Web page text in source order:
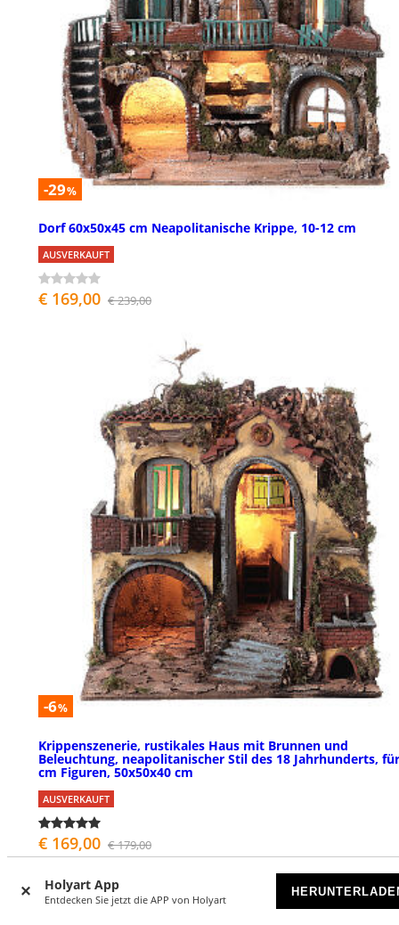
Holyart App
Entdecken Sie jetzt die APP von Holyart
-29%
Dorf 60x50x45 cm Neapolitanische Krippe, 10-12 cm
AUSVERKAUFT
€ 169,00 € 239,00
-6%
Krippenszenerie, rustikales Haus mit Brunnen und
Beleuchtung, neapolitanischer Stil des 18 Jahrhunderts,
cm Figuren, 50x50x40 cm
AUSVERKAUFT
€ 169,00 € 179,00